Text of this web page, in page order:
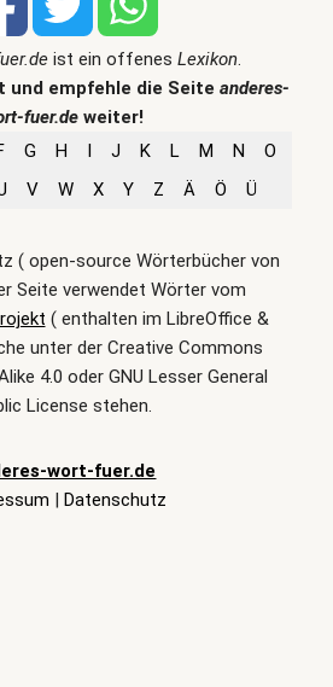
ist ein offenes Lexikon.
und empfehle die Seite anderes-
fuer.de weiter!
G H I J K L M N
O
V W X Y Z Ä Ö Ü
( open-source Wörterbücher von
Seite verwendet Wörter vom
( enthalten im LibreOffice &
unter der Creative Commons
4.0 oder GNU Lesser General
License stehen.
wort-fuer.de
| Datenschutz